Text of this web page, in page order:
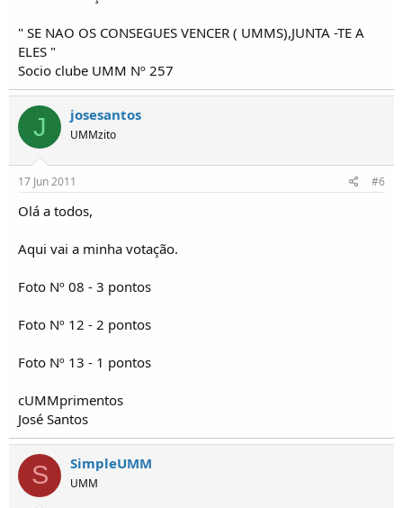
" SE NAO OS CONSEGUES VENCER ( UMMS),JUNTA -TE A
ELES "
Socio clube UMM Nº 257
J josesantos
UMMzito
17 Jun 2011 #6
Olá a todos,
Aqui vai a minha votação.
Foto Nº 08 - 3 pontos
Foto Nº 12 - 2 pontos
Foto Nº 13 - 1 pontos
cUMMprimentos
José Santos
S SimpleUMM
UMM